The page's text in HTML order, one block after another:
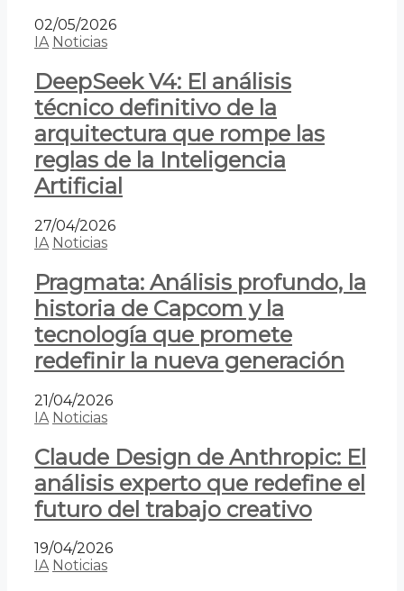
02/05/2026
IA Noticias
DeepSeek V4: El análisis
técnico definitivo de la
arquitectura que rompe las
reglas de la Inteligencia
Artificial
27/04/2026
IA Noticias
Pragmata: Análisis profundo, la
historia de Capcom y la
tecnología que promete
redefinir la nueva generación
21/04/2026
IA Noticias
Claude Design de Anthropic: El
análisis experto que redefine el
futuro del trabajo creativo
19/04/2026
IA Noticias